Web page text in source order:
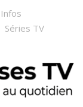
Infos
Séries TV